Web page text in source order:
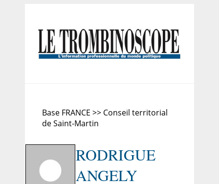
Base FRANCE >> Conseil territorial
de Saint-Martin
RODRIGUE
ANGELY